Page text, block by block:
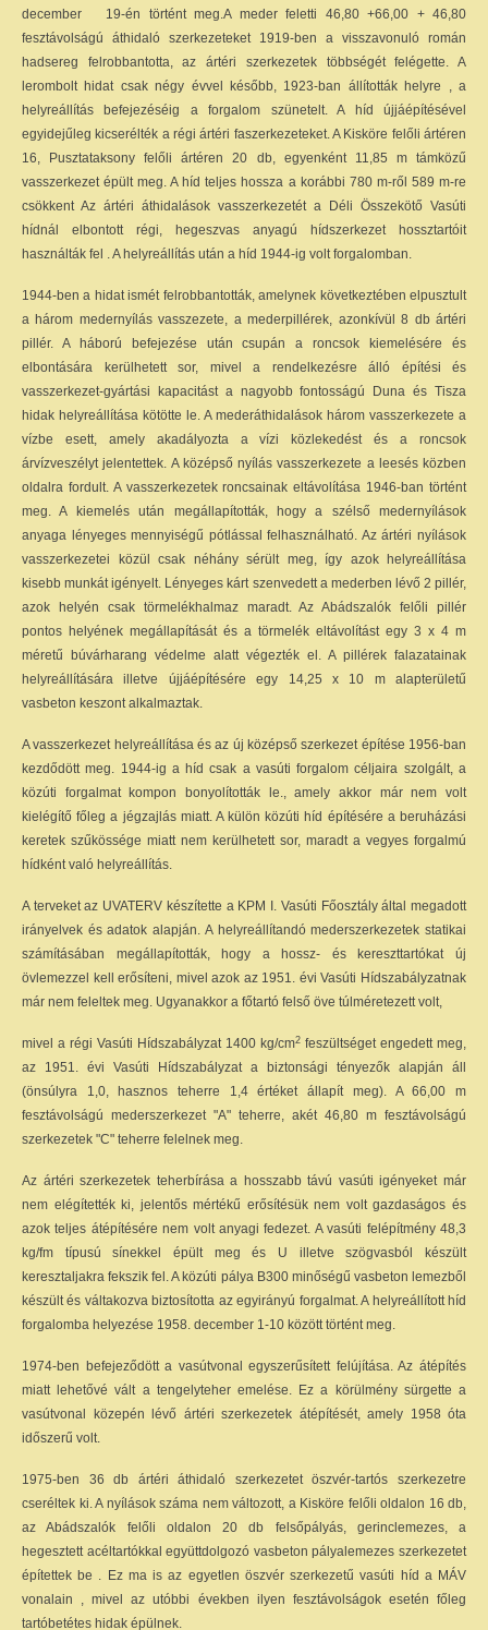
december 19-én
történt meg.A meder feletti 46,80 +66,00 + 46,80
fesztávolságú áthidaló szerkezeteket 1919-ben a visszavonuló román
hadsereg felrobbantotta, az ártéri szerkezetek többségét felégette. A
lerombolt hidat csak négy évvel később, 1923-ban állították helyre , a
helyreállítás befejezéséig a forgalom szünetelt. A híd újjáépítésével
egyidejűleg kicserélték a régi ártéri faszerkezeteket. A Kisköre felőli ártéren
16, Pusztataksony felőli ártéren 20 db, egyenként 11,85 m támközű
vasszerkezet épült meg. A híd teljes hossza a korábbi 780 m-ről 589 m-re
csökkent Az ártéri áthidalások vasszerkezetét a Déli Összekötő Vasúti
hídnál elbontott régi, hegeszvas anyagú hídszerkezet hossztartóit
használták fel . A helyreállítás után a híd 1944-ig volt forgalomban.
1944-ben a hidat ismét felrobbantották, amelynek következtében elpusztult
a három medernyílás vasszezete, a mederpillérek, azonkívül 8 db ártéri
pillér. A háború befejezése után csupán a roncsok kiemelésére és
elbontására kerülhetett sor, mivel a rendelkezésre álló építési és
vasszerkezet-gyártási kapacitást a nagyobb fontosságú Duna és Tisza
hidak helyreállítása kötötte le. A mederáthidalások három vasszerkezete a
vízbe esett, amely akadályozta a vízi közlekedést és a roncsok
árvízveszélyt jelentettek. A középső nyílás vasszerkezete a leesés közben
oldalra fordult. A vasszerkezetek roncsainak eltávolítása 1946-ban történt
meg. A kiemelés után megállapították, hogy a szélső medernyílások
anyaga lényeges mennyiségű pótlással felhasználható. Az ártéri nyílások
vasszerkezetei közül csak néhány sérült meg, így azok helyreállítása
kisebb munkát igényelt. Lényeges kárt szenvedett a mederben lévő 2 pillér,
azok helyén csak törmelékhalmaz maradt. Az Abádszalók felőli pillér
pontos helyének megállapítását és a törmelék eltávolítást egy 3 x 4 m
méretű búvárharang védelme alatt végezték el. A pillérek falazatainak
helyreállítására illetve újjáépítésére egy 14,25 x 10 m alapterületű
vasbeton keszont alkalmaztak.
A vasszerkezet helyreállítása és az új középső szerkezet építése 1956-ban
kezdődött meg. 1944-ig a híd csak a vasúti forgalom céljaira szolgált, a
közúti forgalmat kompon bonyolították le., amely akkor már nem volt
kielégítő főleg a jégzajlás miatt. A külön közúti híd építésére a beruházási
keretek szűkössége miatt nem kerülhetett sor, maradt a vegyes forgalmú
hídként való helyreállítás.
A terveket az UVATERV készítette a KPM I. Vasúti Főosztály által megadott
irányelvek és adatok alapján. A helyreállítandó mederszerkezetek statikai
számításában megállapították, hogy a hossz- és kereszttartókat új
övlemezzel kell erősíteni, mivel azok az 1951. évi Vasúti Hídszabályzatnak
már nem feleltek meg. Ugyanakkor a főtartó felső öve túlméretezett volt,
mivel a régi Vasúti Hídszabályzat 1400 kg/cm2 feszültséget engedett meg,
az 1951. évi Vasúti Hídszabályzat a biztonsági tényezők alapján áll
(önsúlyra 1,0, hasznos teherre 1,4 értéket állapít meg). A 66,00 m
fesztávolságú mederszerkezet "A" teherre, akét 46,80 m fesztávolságú
szerkezetek "C" teherre felelnek meg.
Az ártéri szerkezetek teherbírása a hosszabb távú vasúti igényeket már
nem elégítették ki, jelentős mértékű erősítésük nem volt gazdaságos és
azok teljes átépítésére nem volt anyagi fedezet. A vasúti felépítmény 48,3
kg/fm típusú sínekkel épült meg és U illetve szögvasból készült
keresztaljakra fekszik fel. A közúti pálya B300 minőségű vasbeton lemezből
készült és váltakozva biztosította az egyirányú forgalmat. A helyreállított híd
forgalomba helyezése 1958. december 1-10 között történt meg.
1974-ben befejeződött a vasútvonal egyszerűsített felújítása. Az átépítés
miatt lehetővé vált a tengelyteher emelése. Ez a körülmény sürgette a
vasútvonal közepén lévő ártéri szerkezetek átépítését, amely 1958 óta
időszerű volt.
1975-ben 36 db ártéri áthidaló szerkezetet öszvér-tartós szerkezetre
cseréltek ki. A nyílások száma nem változott, a Kisköre felőli oldalon 16 db,
az Abádszalók felőli oldalon 20 db felsőpályás, gerinclemezes, a
hegesztett acéltartókkal együttdolgozó vasbeton pályalemezes szerkezetet
építettek be . Ez ma is az egyetlen öszvér szerkezetű vasúti híd a MÁV
vonalain , mivel az utóbbi években ilyen fesztávolságok esetén főleg
tartóbetétes hidak épülnek.